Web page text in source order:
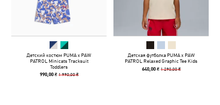
Детский костюм PUMA x PAW
PATROL Minicats Tracksuit
Toddlers
990,00 ₴ 1 990,00 ₴
Детская футболка PUMA x PAW
PATROL Relaxed Graphic Tee Kids
640,00 ₴ 1 290,00 ₴